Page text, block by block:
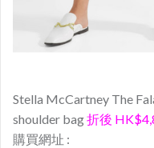
Stella McCartney The
shoulder bag折後
購買網址 :